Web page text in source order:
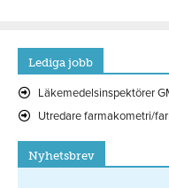
Lediga jobb
Läkemedelsinspektörer
Utredare farmakometri/
Nyhetsbrev